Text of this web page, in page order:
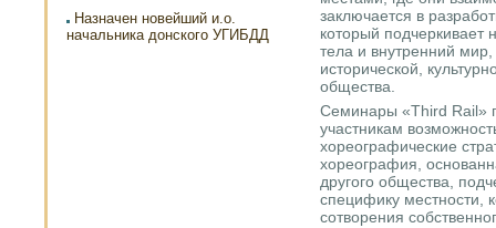
Назначен новейший и.о.
начальника донского УГИБДД
заключается в
который
тела и внутренний
исторической,
общества.
Семинары «Third Rail»
участникам
хореографические
хореография,
другого общества,
специфику местности,
сотворения